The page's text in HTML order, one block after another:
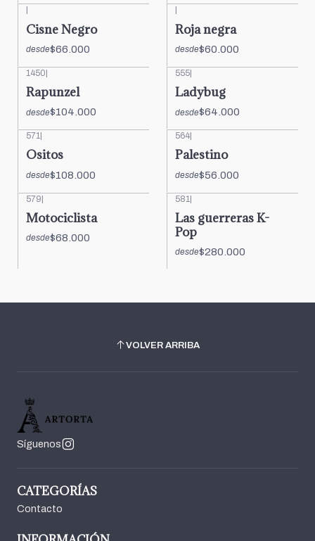
Cisne Negro
desde$66.000
Roja negra
desde$60.000
1450|
Rapunzel
desde$104.000
555|
Ladybug
desde$64.000
571
Ositos
desde$108.000
564
Palestino
desde$56.000
579|
Motociclista
desde$68.000
581 |
Las guerreras K-
Pop
desde$280.000
VOLVER ARRIBA
Síguenos
CATEGORÍAS
Contacto